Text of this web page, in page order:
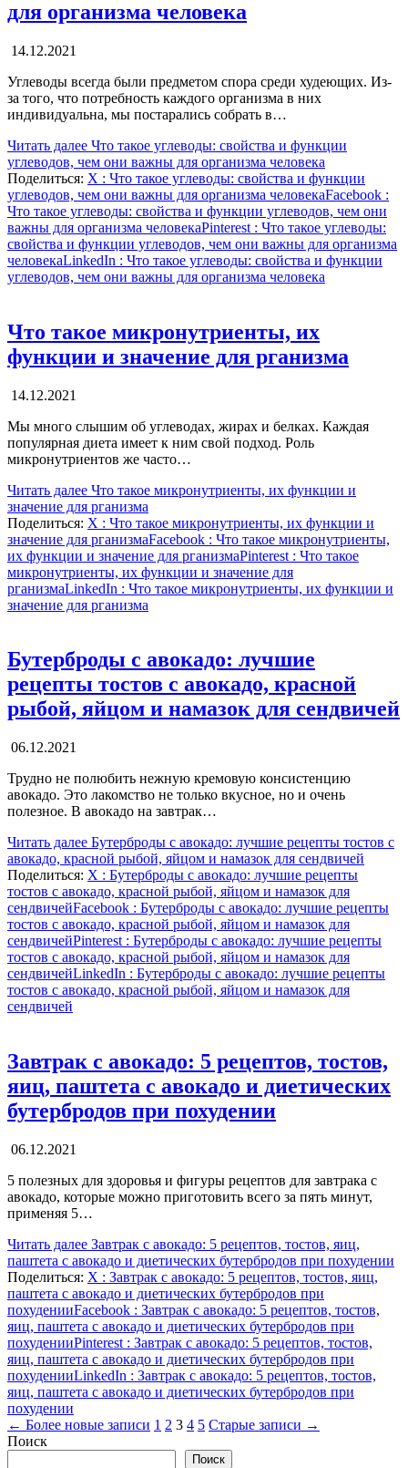
для организма человека
14.12.2021
Углеводы всегда были предметом спора среди худеющих. Из-
за того, что потребность каждого организма в них
индивидуальна, мы постарались собрать в…
Читать далее Что такое углеводы: свойства и функции
углеводов, чем они важны для организма человека
Поделиться: X : Что такое углеводы: свойства и функции
углеводов, чем они важны для организма человекаFacebook :
Что такое углеводы: свойства и функции углеводов, чем они
важны для организма человекаPinterest : Что такое углеводы:
свойства и функции углеводов, чем они важны для организма
человекаLinkedIn : Что такое углеводы: свойства и функции
углеводов, чем они важны для организма человека
Что такое микронутриенты, их
функции и значение для рганизма
14.12.2021
Мы много слышим об углеводах, жирах и белках. Каждая
популярная диета имеет к ним свой подход. Роль
микронутриентов же часто…
Читать далее Что такое микронутриенты, их функции и
значение для рганизма
Поделиться: X : Что такое микронутриенты, их функции и
значение для рганизмаFacebook : Что такое микронутриенты,
их функции и значение для рганизмаPinterest : Что такое
микронутриенты, их функции и значение для
рганизмаLinkedIn : Что такое микронутриенты, их функции и
значение для рганизма
Бутерброды с авокадо: лучшие
рецепты тостов с авокадо, красной
рыбой, яйцом и намазок для сендвичей
06.12.2021
Трудно не полюбить нежную кремовую консистенцию
авокадо. Это лакомство не только вкусное, но и очень
полезное. В авокадо на завтрак…
Читать далее Бутерброды с авокадо: лучшие рецепты тостов с
авокадо, красной рыбой, яйцом и намазок для сендвичей
Поделиться: X : Бутерброды с авокадо: лучшие рецепты
тостов с авокадо, красной рыбой, яйцом и намазок для
сендвичейFacebook : Бутерброды с авокадо: лучшие рецепты
тостов с авокадо, красной рыбой, яйцом и намазок для
сендвичейPinterest : Бутерброды с авокадо: лучшие рецепты
тостов с авокадо, красной рыбой, яйцом и намазок для
сендвичейLinkedIn : Бутерброды с авокадо: лучшие рецепты
тостов с авокадо, красной рыбой, яйцом и намазок для
сендвичей
Завтрак с авокадо: 5 рецептов, тостов,
яиц, паштета с авокадо и диетических
бутербродов при похудении
06.12.2021
5 полезных для здоровья и фигуры рецептов для завтрака с
авокадо, которые можно приготовить всего за пять минут,
применяя 5…
Читать далее Завтрак с авокадо: 5 рецептов, тостов, яиц,
паштета с авокадо и диетических бутербродов при похудении
Поделиться: X : Завтрак с авокадо: 5 рецептов, тостов, яиц,
паштета с авокадо и диетических бутербродов при
похуденииFacebook : Завтрак с авокадо: 5 рецептов, тостов,
яиц, паштета с авокадо и диетических бутербродов при
похуденииPinterest : Завтрак с авокадо: 5 рецептов, тостов,
яиц, паштета с авокадо и диетических бутербродов при
похуденииLinkedIn : Завтрак с авокадо: 5 рецептов, тостов,
яиц, паштета с авокадо и диетических бутербродов при
похудении
Пагинация
записей
← Более новые записи 1 2 3 4 5 Старые записи →
Поиск
Поиск